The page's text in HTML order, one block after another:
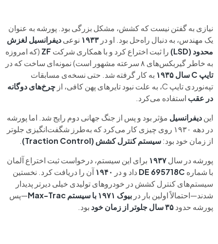
نیازی به گفتن نیست که کشش، مشکل بزرگی بود. پورشه به عنوان
یک مهندس، به دنبال راه‌حل بود. او در ۱۹۳۳ نوعیدیفرانسیل لغزش
محدود (LSD)
را ثبت اختراع کرد و با همکاری شرکت ZF (که امروزه
به خاطر گیربکس‌های ۸ سرعته مشهور است) نمونه‌ای ساخت که در
تایپ C سال ۱۹۳۵
به کار گرفته شد. حتی نسخه‌ی مسابقات
تپه‌نوردی تایپ C، به علت نبود تایرهای پهن کافی، از
چرخ‌های دوگانه
در عقب استفاده می‌کرد.
ایندیفرانسیل مؤثر بود و پس از جنگ جهانی دوم رایج شد. اما پورشه
در دهه‌ ۱۹۳۰ روی چیزی کار می‌کرد که به‌طرز شگفت‌انگیزی جلوتر
از زمان خود بود:سیستم کنترل کشش (Traction Control)
.
پورشه در سال۱۹۳۷ برای این سیستم، درخواست ثبت اختراع آلمان
با شماره DE 695718C داد و در ۱۹۴۰آن را دریافت کرد. نخستین
سیستم‌های کنترل کشش در خودروهای تولیدی خیلی دیرتر پدیدار
شدند—احتمالاً اولین بار در بیوک ۱۹۷۱ با سیستم Max-Trac
—پس
پورشه حدود۳۵ سال جلوتر از زمان خود بود.